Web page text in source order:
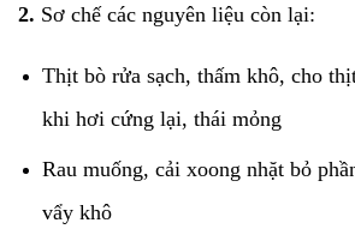
2. Sơ chế các nguyên liệu còn lại:
Thịt bò rửa sạch, thấm khô, cho
khi hơi cứng lại, thái mỏng
Rau muống, cải xoong nhặt bỏ
vẩy khô